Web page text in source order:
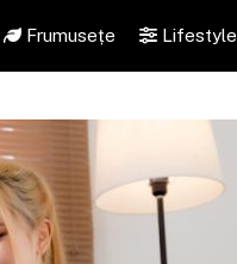
Frumusețe Lifestyle